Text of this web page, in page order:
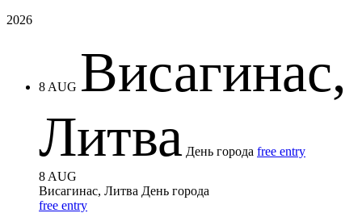
2026
8 AUG Висагинас,
Литва День города free entry
8 AUG
Висагинас, Литва День города
free entry